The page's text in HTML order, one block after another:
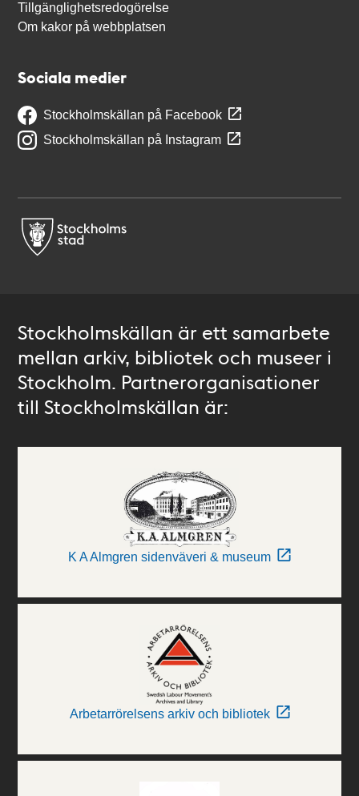
Tillgänglighetsredogörelse
Om kakor på webbplatsen
Sociala medier
Stockholmskällan på Facebook
Stockholmskällan på Instagram
Stockholmskällan är ett samarbete
mellan arkiv, bibliotek och museer i
Stockholm. Partnerorganisationer
till Stockholmskällan är:
K A Almgren sidenväveri & museum
Arbetarrörelsens arkiv och bibliotek